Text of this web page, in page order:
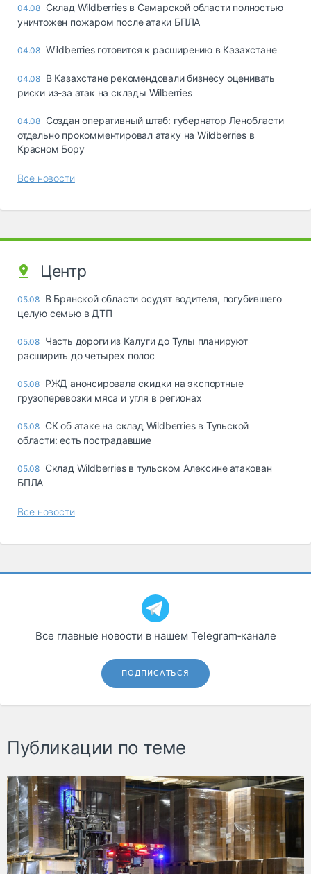
04.08 Склад Wildberries в Самарской области полностью
уничтожен пожаром после атаки БПЛА
04.08 Wildberries готовится к расширению в Казахстане
04.08 В Казахстане рекомендовали бизнесу оценивать
риски из-за атак на склады Wilberries
04.08 Создан оперативный штаб: губернатор Ленобласти
отдельно прокомментировал атаку на Wildberries в
Красном Бору
Все новости
Центр
05.08 В Брянской области осудят водителя, погубившего
целую семью в ДТП
05.08 Часть дороги из Калуги до Тулы планируют
расширить до четырех полос
05.08 РЖД анонсировала скидки на экспортные
грузоперевозки мяса и угля в регионах
05.08 СК об атаке на склад Wildberries в Тульской
области: есть пострадавшие
05.08 Склад Wildberries в тульском Алексине атакован
БПЛА
Все новости
Все главные новости в нашем Telegram‑канале
ПОДПИСАТЬСЯ
Публикации по теме